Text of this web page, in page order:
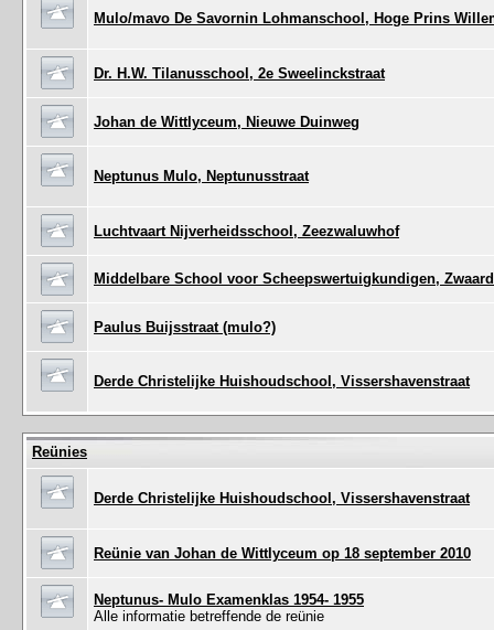
Mulo/mavo De Savornin Lohmanschool, Hoge Prins
Dr. H.W. Tilanusschool, 2e Sweelinckstraat
Johan de Wittlyceum, Nieuwe Duinweg
Neptunus Mulo, Neptunusstraat
Luchtvaart Nijverheidsschool, Zeezwaluwhof
Middelbare School voor Scheepswertuigkundigen,
Paulus Buijsstraat (mulo?)
Derde Christelijke Huishoudschool, Vissershavenstraat
Reünies
Derde Christelijke Huishoudschool, Vissershavenstraat
Reünie van Johan de Wittlyceum op 18 september 2010
Neptunus- Mulo Examenklas 1954- 1955
Alle informatie betreffende de reünie